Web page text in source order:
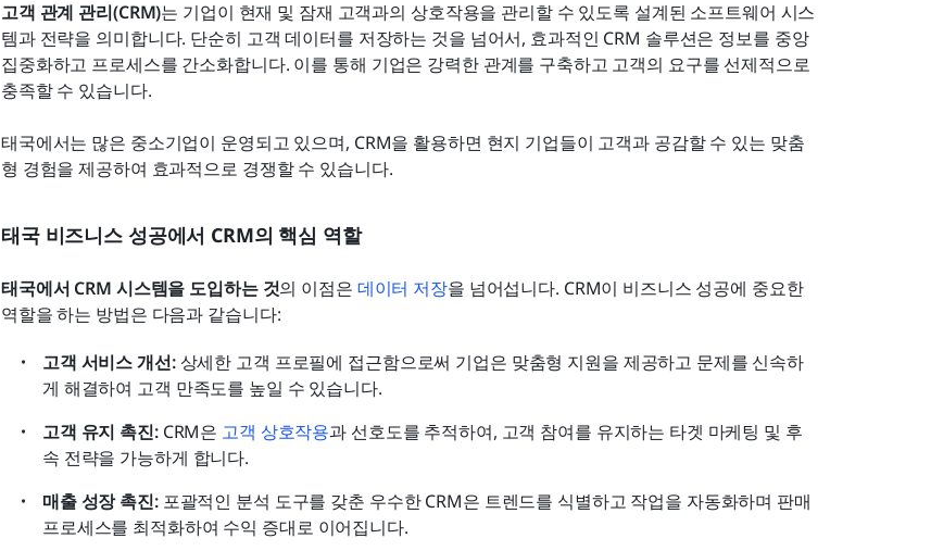
고객 관계 관리(CRM)는 기업이 현재 및 잠재 고객과의 상호작용을 관리할 수 있도록 설계된 소프트웨어 시스
템과 전략을 의미합니다. 단순히 고객 데이터를 저장하는 것을 넘어서, 효과적인 CRM 솔루션은 정보를 중앙
집중화하고 프로세스를 간소화합니다. 이를 통해 기업은 강력한 관계를 구축하고 고객의 요구를 선제적으로
충족할 수 있습니다.
태국에서는 많은 중소기업이 운영되고 있으며, CRM을 활용하면 현지 기업들이 고객과 공감할 수 있는 맞춤
형 경험을 제공하여 효과적으로 경쟁할 수 있습니다.
태국 비즈니스 성공에서 CRM의 핵심 역할
태국에서 CRM 시스템을 도입하는 것의 이점은 데이터 저장을 넘어섭니다. CRM이 비즈니스 성공에 중요한
역할을 하는 방법은 다음과 같습니다:
고객 서비스 개선: 상세한 고객 프로필에 접근함으로써 기업은 맞춤형 지원을 제공하고 문제를 신속하
게 해결하여 고객 만족도를 높일 수 있습니다.
고객 유지 촉진: CRM은 고객 상호작용과 선호도를 추적하여, 고객 참여를 유지하는 타겟 마케팅 및 후
속 전략을 가능하게 합니다.
매출 성장 촉진: 포괄적인 분석 도구를 갖춘 우수한 CRM은 트렌드를 식별하고 작업을 자동화하며 판매
프로세스를 최적화하여 수익 증대로 이어집니다.